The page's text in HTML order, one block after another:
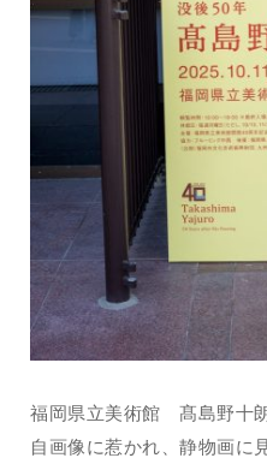
福岡県立美術館 髙島野十
自画像に惹かれ、静物画に